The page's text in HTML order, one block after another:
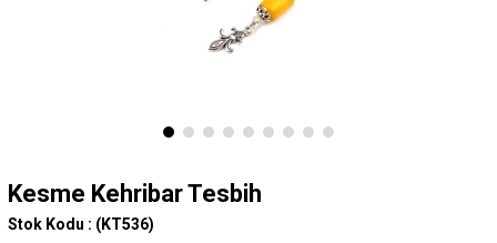
Kesme Kehribar Tesbih
Stok Kodu : (KT536)